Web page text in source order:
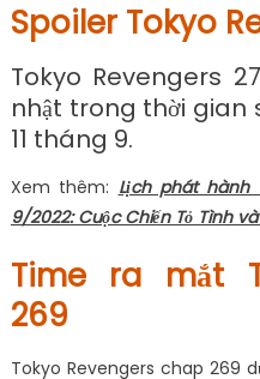
Spoiler Tokyo
Tokyo Revengers
nhật trong thời gian
11 tháng 9.
Xem thêm: Lịch phát hành
9/2022: Cuộc Chiến Tỏ Tình
Time ra mắt
269
Tokyo Revengers chap 269